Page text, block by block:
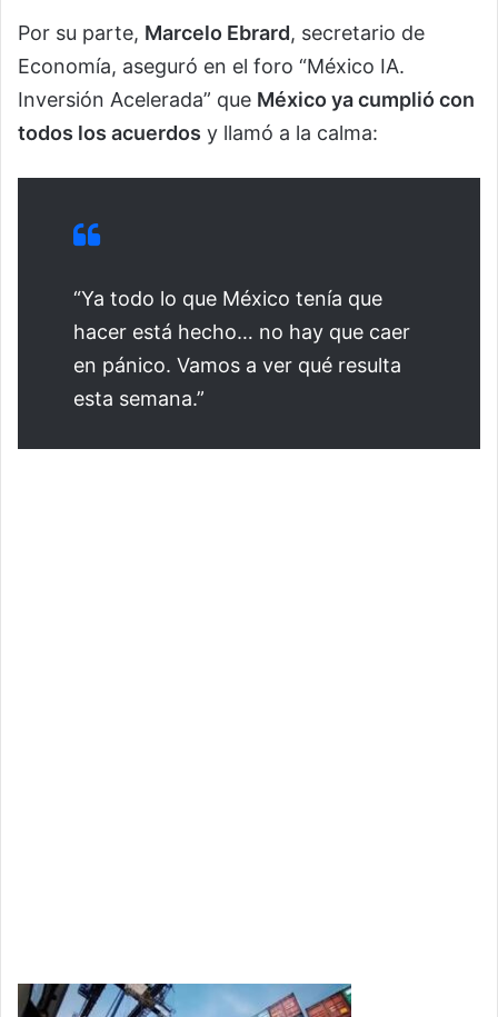
Por su parte, Marcelo Ebrard, secretario de
Economía, aseguró en el foro “México IA.
Inversión Acelerada” que México ya cumplió con
todos los acuerdos y llamó a la calma:
“Ya todo lo que México tenía que
hacer está hecho… no hay que caer
en pánico. Vamos a ver qué resulta
esta semana.”